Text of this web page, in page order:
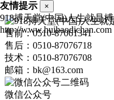
售前：0510-87061341
售后：0510-87076718
技术：0510-87076708
邮箱：bk@163.com
微信公众号
友情提示 ×
918搏天堂(中国)人生就是
http://www.huihaodichan.com